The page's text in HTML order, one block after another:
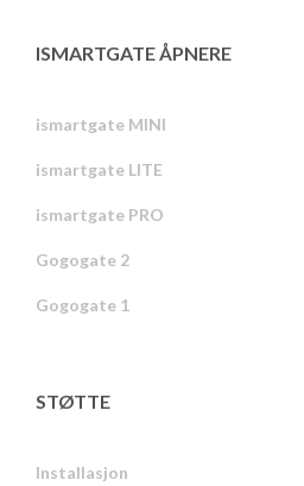
ISMARTGATE ÅPNERE
ismartgate MINI
ismartgate LITE
ismartgate PRO
Gogogate 2
Gogogate 1
STØTTE
Installasjon